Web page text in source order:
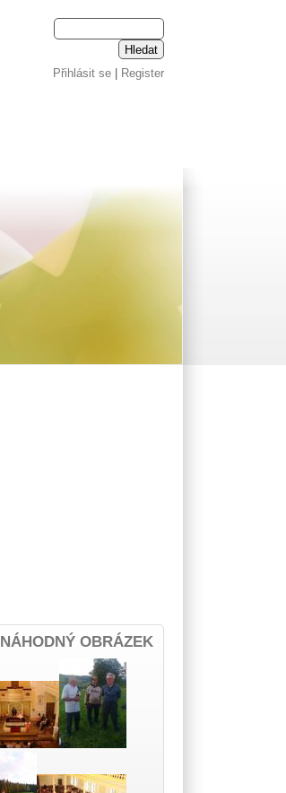
Přihlásit se| Register
NÁHODNÝ OBRÁZEK